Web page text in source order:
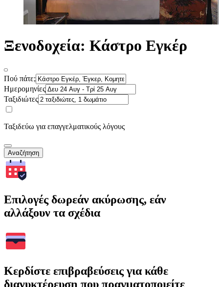
Ξενοδοχεία: Κάστρο Εγκέρ
Πού πάτε;
Ημερομηνίες
Ταξιδιώτες
Ταξιδεύω για επαγγελματικούς λόγους
Αναζήτηση
Επιλογές δωρεάν ακύρωσης, εάν
αλλάξουν τα σχέδια
Κερδίστε επιβραβεύσεις για κάθε
διανυκτέρευση που πραγματοποιείτε